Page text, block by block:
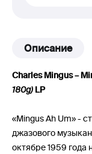
Описание
Charles Mingus –
180g) LP
«Mingus Ah Um» -
джазового
октябре 1959 года